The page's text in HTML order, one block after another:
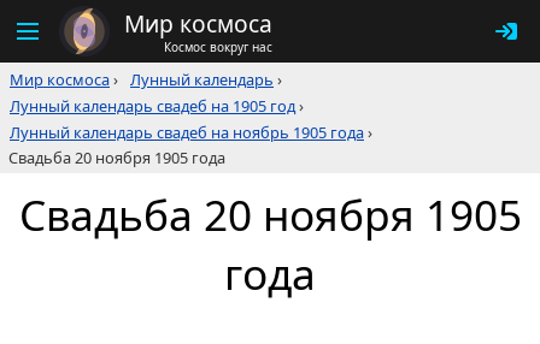
Мир космоса
Космос вокруг нас
Мир космоса› Лунный календарь ›
Лунный календарь свадеб на 1905 год›
Лунный календарь свадеб на ноябрь 1905 года›
Свадьба 20 ноября 1905 года
Свадьба 20 ноября 1905
года